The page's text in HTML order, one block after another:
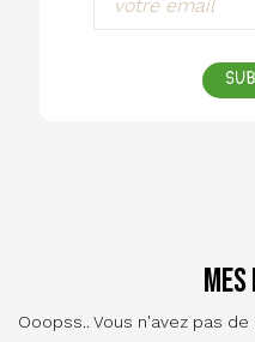
Ooopss.. Vous n'avez pas